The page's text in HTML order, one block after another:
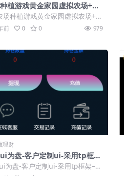
植游戏黄金家园虚拟农场+种
/复利分红/在线商城,可封装A
场种植游戏黄金家园虚拟农场+种
/复利分红/在线商城,可封装AP
...
前 0 0 979
理财
为盘-客户定制ui-采用tp框
源-修复完善-产品一对一点控
运营】
为盘-客户定制ui-采用tp框架–全